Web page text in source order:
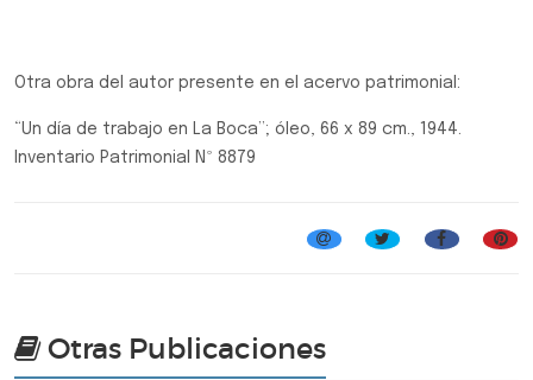
Otra obra del autor presente en el acervo patrimonial:
“Un día de trabajo en La Boca”; óleo, 66 x 89 cm., 1944.
Inventario Patrimonial Nº 8879
Otras Publicaciones